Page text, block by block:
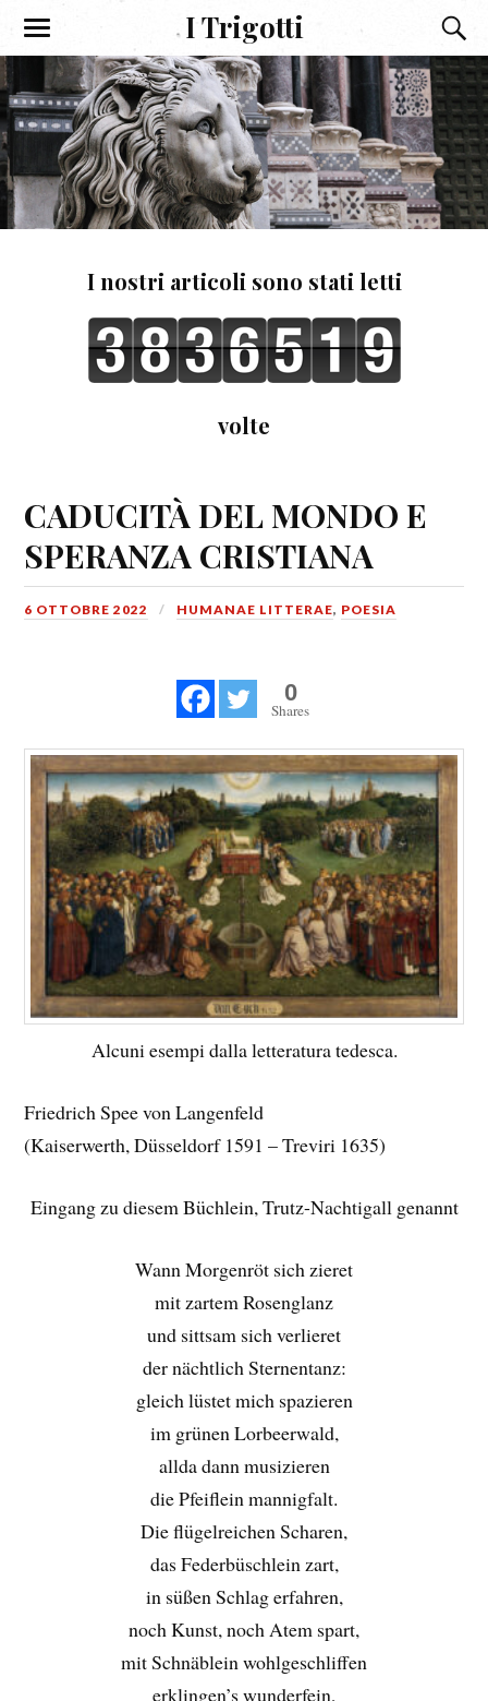
I Trigotti
I nostri articoli sono stati letti
volte
CADUCITÀ DEL MONDO E
SPERANZA CRISTIANA
6 OTTOBRE 2022 HUMANAE LITTERAE, POESIA
0
Shares
Alcuni esempi dalla letteratura tedesca.
Friedrich Spee von Langenfeld
(Kaiserwerth, Düsseldorf 1591 – Treviri 1635)
Eingang zu diesem Büchlein, Trutz-Nachtigall genannt
Wann Morgenröt sich zieret
mit zartem Rosenglanz
und sittsam sich verlieret
der nächtlich Sternentanz:
gleich lüstet mich spazieren
im grünen Lorbeerwald,
allda dann musizieren
die Pfeiflein mannigfalt.
Die flügelreichen Scharen,
das Federbüschlein zart,
in süßen Schlag erfahren,
noch Kunst, noch Atem spart,
mit Schnäblein wohlgeschliffen
erklingen’s wunderfein,